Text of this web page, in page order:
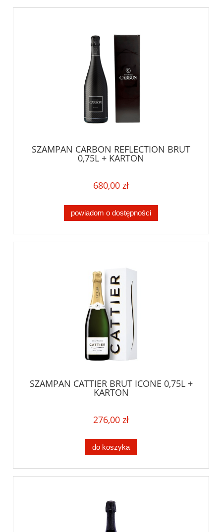
SZAMPAN CARBON REFLECTION BRUT
0,75L + KARTON
680,00 zł
powiadom o dostępności
SZAMPAN CATTIER BRUT ICONE 0,75L +
KARTON
276,00 zł
do koszyka